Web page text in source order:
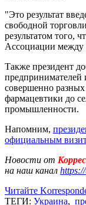
"Это результат
свободной
результатом того,
Ассоциации
Также президент
предпринимателей
совершенно
фармацевтики до
промышленности.
Напомним,
официальным
Новости от
на наш канал
Читайте
ТЕГИ: Украина,